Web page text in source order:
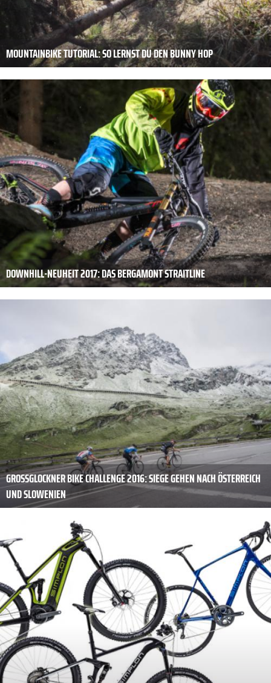
MOUNTAINBIKE TUTORIAL: SO LERNST DU DEN BUNNY HOP
DOWNHILL-NEUHEIT 2017: DAS BERGAMONT STRAITLINE
GROSSGLOCKNER BIKE CHALLENGE 2016: SIEGE GEHEN NACH ÖSTERREICH U
ND SLOWENIEN